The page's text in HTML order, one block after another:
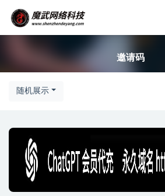
邀请码
随机展示